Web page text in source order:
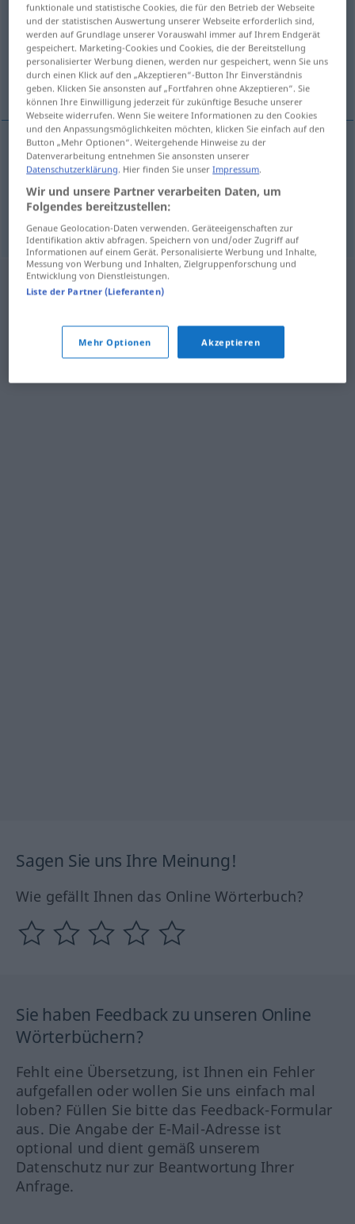
Übersicht aller Übersetzungen
(Für mehr Details die Übersetzung anklicken/antippen)
en un abrir y cerrar de ojos
Beispiele
im Nu
en unabrirycerrarde ojos
Sagen Sie uns Ihre Meinung!
Wie gefällt Ihnen das Online Wörterbuch?
Sie haben Feedback zu unseren Online
Wörterbüchern?
Fehlt eine Übersetzung, ist Ihnen ein Fehler
aufgefallen oder wollen Sie uns einfach mal
loben? Füllen Sie bitte das Feedback-Formular
aus. Die Angabe der E-Mail-Adresse ist
optional und dient gemäß unserem
Datenschutz nur zur Beantwortung Ihrer
Anfrage.
funktionale und statistische Cookies, die für den Betrieb der Webseite
und der statistischen Auswertung unserer Webseite erforderlich sind,
werden auf Grundlage unserer Vorauswahl immer auf Ihrem Endgerät
gespeichert. Marketing-Cookies und Cookies, die der Bereitstellung
personalisierter Werbung dienen, werden nur gespeichert, wenn Sie uns
durch einen Klick auf den „Akzeptieren“-Button Ihr Einverständnis
geben. Klicken Sie ansonsten auf „Fortfahren ohne Akzeptieren“. Sie
können Ihre Einwilligung jederzeit für zukünftige Besuche unserer
Webseite widerrufen. Wenn Sie weitere Informationen zu den Cookies
und den Anpassungsmöglichkeiten möchten, klicken Sie einfach auf den
Button „Mehr Optionen“. Weitergehende Hinweise zu der
Datenverarbeitung entnehmen Sie ansonsten unserer
Datenschutzerklärung. Hier finden Sie unserImpressum.
Wir und unsere Partner verarbeiten Daten, um
Folgendes bereitzustellen:
Genaue Geolocation-Daten verwenden. Geräteeigenschaften zur
Identifikation aktiv abfragen. Speichern von und/oder Zugriff auf
Informationen auf einem Gerät. Personalisierte Werbung und Inhalte,
Messung von Werbung und Inhalten, Zielgruppenforschung und
Entwicklung von Dienstleistungen.
Liste der Partner (Lieferanten)
Mehr Optionen Akzeptieren